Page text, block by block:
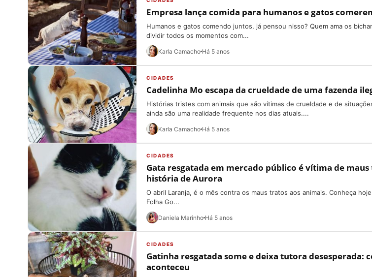
Empresa lança comida para humanos e gatos
Humanos e gatos comendo juntos, já pensou nisso? Quem ama os
dividir todos os momentos com...
Karla Camacho Há 5 anos
CIDADES
Cadelinha Mo escapa da crueldade de uma fazenda
Histórias tristes com animais que são vítimas de crueldade e de
ainda são uma realidade frequente nos dias atuais....
Karla Camacho Há 5 anos
CIDADES
Gata resgatada em mercado público é vítima de
história de Aurora
O abril Laranja, é o mês contra os maus tratos aos animais. Conheça
Folha Go...
Daniela Marinho Há 5 anos
CIDADES
Gatinha resgatada some e deixa tutora desesperada:
aconteceu